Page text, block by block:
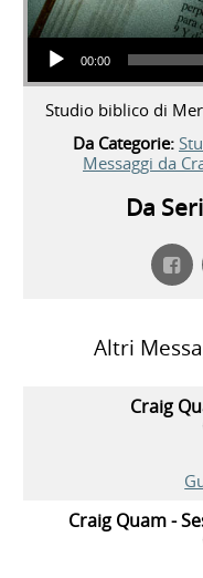
Audio Player
00:00
Studio biblico di
Da Categorie:
Messaggi da
Da
Altri
Craig
Craig Quam -